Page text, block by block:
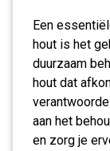
Een
hout is het
duurzaam
hout dat
aan het
en zorg je